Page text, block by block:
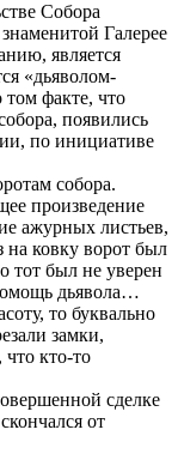
Собора
Галерее
является
«дьяволом-
том факте, что
появились
по инициативе
собора.
произведение
ажурных листьев,
на ковку ворот был
тот был не уверен
дьявола…
то буквально
замки,
что кто-то
сделке
от